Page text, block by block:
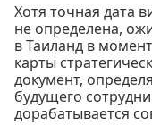
Хотя точная дата
не определена,
в Таиланд в
карты
документ,
будущего
дорабатывается